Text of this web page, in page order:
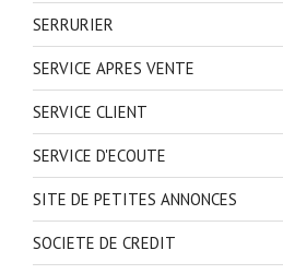
SERRURIER
SERVICE APRES VENTE
SERVICE CLIENT
SERVICE D'ECOUTE
SITE DE PETITES ANNONCES
SOCIETE DE CREDIT